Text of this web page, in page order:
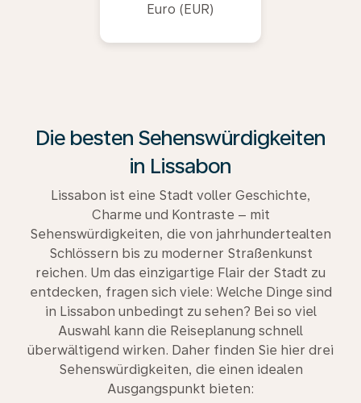
Euro (EUR)
Die besten Sehenswürdigkeiten
in Lissabon
Lissabon ist eine Stadt voller Geschichte,
Charme und Kontraste – mit
Sehenswürdigkeiten, die von jahrhundertealten
Schlössern bis zu moderner Straßenkunst
reichen. Um das einzigartige Flair der Stadt zu
entdecken, fragen sich viele: Welche Dinge sind
in Lissabon unbedingt zu sehen? Bei so viel
Auswahl kann die Reiseplanung schnell
überwältigend wirken. Daher finden Sie hier drei
Sehenswürdigkeiten, die einen idealen
Ausgangspunkt bieten: